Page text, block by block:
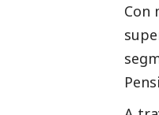
Con